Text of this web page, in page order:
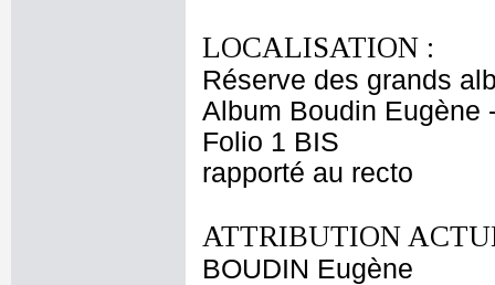
LOCALISATION :
Réserve des grands
Album Boudin Eugène
Folio 1 BIS
rapporté au recto
ATTRIBUTION
BOUDIN Eugène